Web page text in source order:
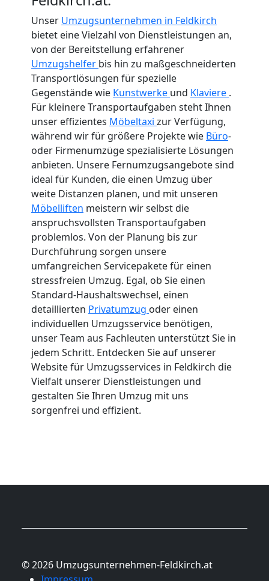
Unser Umzugsunternehmen in Feldkirch
bietet eine Vielzahl von Dienstleistungen an,
von der Bereitstellung erfahrener
Umzugshelfer bis hin zu maßgeschneiderten
Transportlösungen für spezielle
Gegenstände wie Kunstwerke und Klaviere .
Für kleinere Transportaufgaben steht Ihnen
unser effizientes Möbeltaxi zur Verfügung,
während wir für größere Projekte wie Büro-
oder Firmenumzüge spezialisierte Lösungen
anbieten. Unsere Fernumzugsangebote sind
ideal für Kunden, die einen Umzug über
weite Distanzen planen, und mit unseren
Möbelliften meistern wir selbst die
anspruchsvollsten Transportaufgaben
problemlos. Von der Planung bis zur
Durchführung sorgen unsere
umfangreichen Servicepakete für einen
stressfreien Umzug. Egal, ob Sie einen
Standard-Haushaltswechsel, einen
detaillierten Privatumzug oder einen
individuellen Umzugsservice benötigen,
unser Team aus Fachleuten unterstützt Sie in
jedem Schritt. Entdecken Sie auf unserer
Website für Umzugsservices in Feldkirch die
Vielfalt unserer Dienstleistungen und
gestalten Sie Ihren Umzug mit uns
sorgenfrei und effizient.
© 2026 Umzugsunternehmen-Feldkirch.at